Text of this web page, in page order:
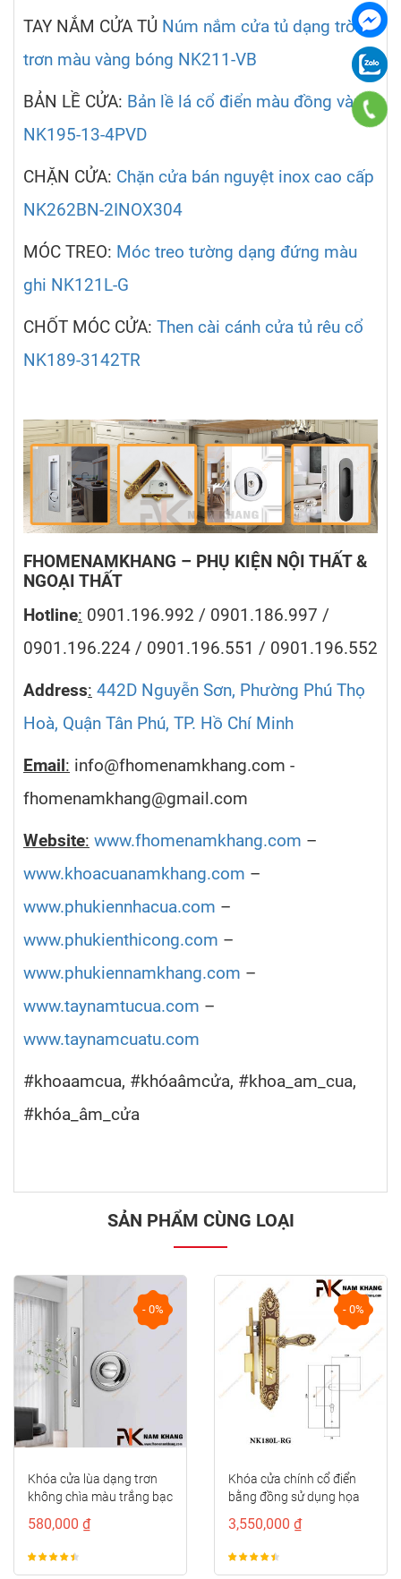
TAY NẮM CỬA TỦ Núm nắm cửa tủ dạng tròn
trơn màu vàng bóng NK211-VB
BẢN LỀ CỬA: Bản lề lá cổ điển màu đồng vàng
NK195-13-4PVD
CHẶN CỬA: Chặn cửa bán nguyệt inox cao cấp
NK262BN-2INOX304
MÓC TREO: Móc treo tường dạng đứng màu
ghi NK121L-G
CHỐT MÓC CỬA: Then cài cánh cửa tủ rêu cổ
NK189-3142TR
FHOMENAMKHANG – PHỤ KIỆN NỘI THẤT &
NGOẠI THẤT
Hotline: 0901.196.992 / 0901.186.997 /
0901.196.224 / 0901.196.551 / 0901.196.552
Address: 442D Nguyễn Sơn, Phường Phú Thọ
Hoà, Quận Tân Phú, TP. Hồ Chí Minh
Email : info@fhomenamkhang.com -
fhomenamkhang@gmail.com
Website: www.fhomenamkhang.com –
www.khoacuanamkhang.com –
www.phukiennhacua.com –
www.phukienthicong.com –
www.phukiennamkhang.com –
www.taynamtucua.com –
www.taynamcuatu.com
#khoaamcua, #khóaâmcửa, #khoa_am_cua,
#khóa_âm_cửa
SẢN PHẨM CÙNG LOẠI
- 0%
Khóa cửa lùa dạng trơn
không chìa màu trắng bạc
580,000 ₫
- 0%
Khóa cửa chính cổ điển
bằng đồng sử dụng họa
3,550,000 ₫
prev